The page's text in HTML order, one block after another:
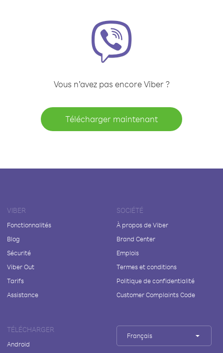
Vous n’avez pas encore Viber ?
Télécharger maintenant
VIBER
Fonctionnalités
Blog
Sécurité
Viber Out
Tarifs
Assistance
SOCIÉTÉ
À propos de Viber
Brand Center
Emplois
Termes et conditions
Politique de confidentialité
Customer Complaints Code
TÉLÉCHARGER
Android
Français